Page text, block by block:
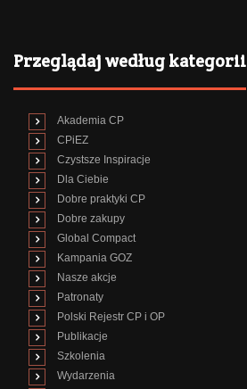
Przeglądaj według kategorii
Akademia CP
CPiEZ
Czystsze Inspiracje
Dla Ciebie
Dobre praktyki CP
Dobre zakupy
Global Compact
Kampania GOZ
Nasze akcje
Patronaty
Polski Rejestr CP i OP
Publikacje
Szkolenia
Wydarzenia